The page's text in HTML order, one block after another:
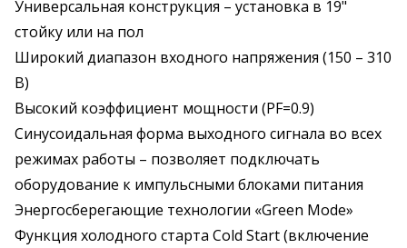
Универсальная конструкция – установка в 19"
стойку или на пол
Широкий диапазон входного напряжения (150 – 310
В)
Высокий коэффициент мощности (PF=0.9)
Синусоидальная форма выходного сигнала во всех
режимах работы – позволяет подключать
оборудование к импульсными блоками питания
Энергосберегающие технологии «Green Mode»
Функция холодного старта Cold Start (включение